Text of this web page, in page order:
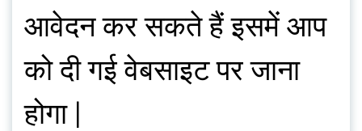
आवेदन कर सकते हैं इसमें आप
को दी गई वेबसाइट पर जाना
होगा |